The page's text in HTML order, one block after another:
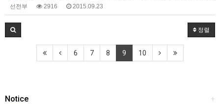
선전부 2916 2015.09.23
정렬
6 7 8 9 10
+
Notice